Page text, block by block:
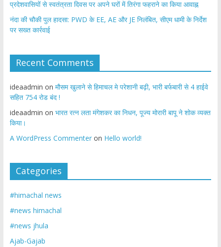
प्रदेशवासियों से स्वतंत्रता दिवस पर अपने घरों में तिरंगा फहराने का किया आवाह्न
नंदा की चौकी पुल हादसा: PWD के EE, AE और JE निलंबित, सीएम धामी के निर्देश
पर सख्त कार्रवाई
Recent Comments
ideaadmin on मौसम खुलाने से हिमाचल मे परेशानी बढ़ी, भारी बर्फबारी से 4 हाईवे
सहित 754 रोड बंद !
ideaadmin on भारत रत्न लता मंगेशकर का निधन, पूज्य मोरारी बापू ने शोक व्यक्त
किया।
A WordPress Commenteron Hello world!
Categories
#himachal news
#news himachal
#news jhula
Ajab-Gajab